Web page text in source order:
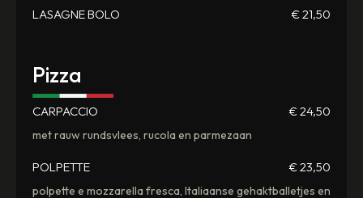
LASAGNE BOLO € 21,50
Pizza
CARPACCIO € 24,50
met rauw rundsvlees, rucola en parmezaan
POLPETTE € 23,50
polpette e mozzarella fresca, Italiaanse gehaktballetjes en